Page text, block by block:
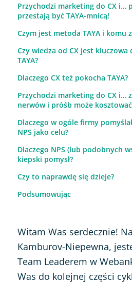
Przychodzi marketing do CX i…
przestają być TAYA-mnicą!
Czym jest metoda TAYA i komu
Czy wiedza od CX jest
TAYA?
Dlaczego CX też pokocha TAYA?
Przychodzi marketing do CX i…
nerwów i próśb może
Dlaczego w ogóle firmy
NPS jako celu?
Dlaczego NPS (lub podobnych
kiepski pomysł?
Czy to naprawdę się dzieje?
Podsumowując
Witam Was serdecznie!
Kamburov-Niepewna,
Team Leaderem w
Was do kolejnej części